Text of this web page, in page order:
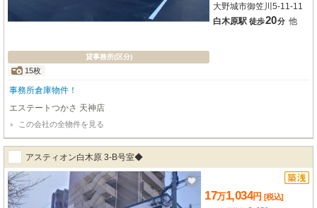
貸事務所(区分)
15枚
大野城市御笠川5-11-11
白木原駅 徒歩20分 他
事務所倉庫物件！
エステートつかさ 天神店
この会社の全物件を見る
アスティオン白木原 3-B号室◆
17万1,034円 [税込]